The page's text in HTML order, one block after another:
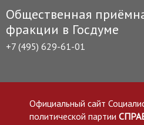
Общественная
фракции в Госдуме
+7 (495) 629-61-01
Официальный сайт
политической партии